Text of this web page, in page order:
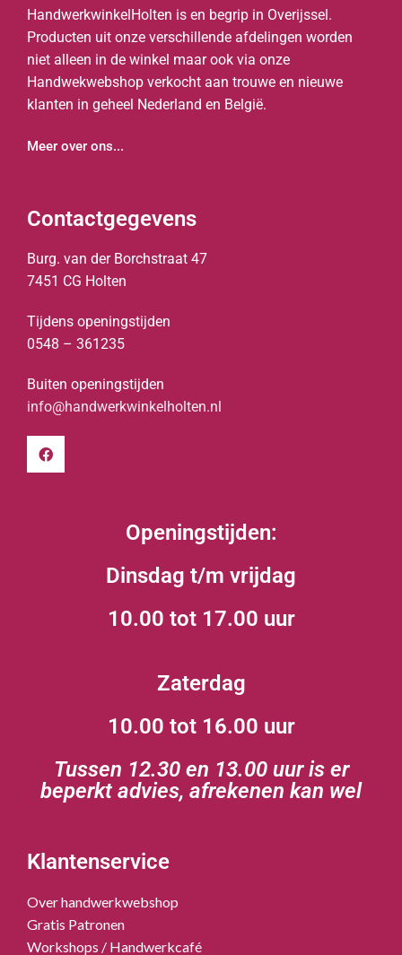
HandwerkwinkelHolten is en begrip in Overijssel.
Producten uit onze verschillende afdelingen worden
niet alleen in de winkel maar ook via onze
Handwekwebshop verkocht aan trouwe en nieuwe
klanten in geheel Nederland en België.
Meer over ons...
Contactgegevens
Burg. van der Borchstraat 47
7451 CG Holten
Tijdens openingstijden
0548 – 361235
Buiten openingstijden
info@handwerkwinkelholten.nl
Openingstijden:
Dinsdag t/m vrijdag
10.00 tot 17.00 uur
Zaterdag
10.00 tot 16.00 uur
Tussen 12.30 en 13.00 uur is er
beperkt advies, afrekenen kan wel
Klantenservice
Over handwerkwebshop
Gratis Patronen
Workshops / Handwerkcafé